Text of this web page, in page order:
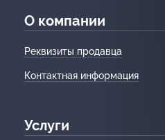
О компании
Реквизиты продавца
Контактная информация
Услуги